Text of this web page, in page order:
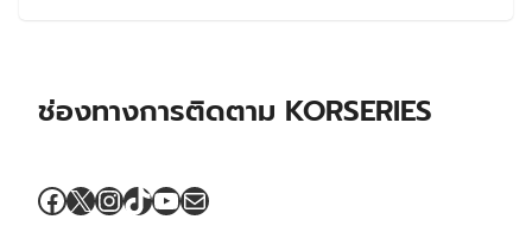
ช่องทางการติดตาม KORSERIES
Facebook
X Instagram
TikTok
YouTube
Mail